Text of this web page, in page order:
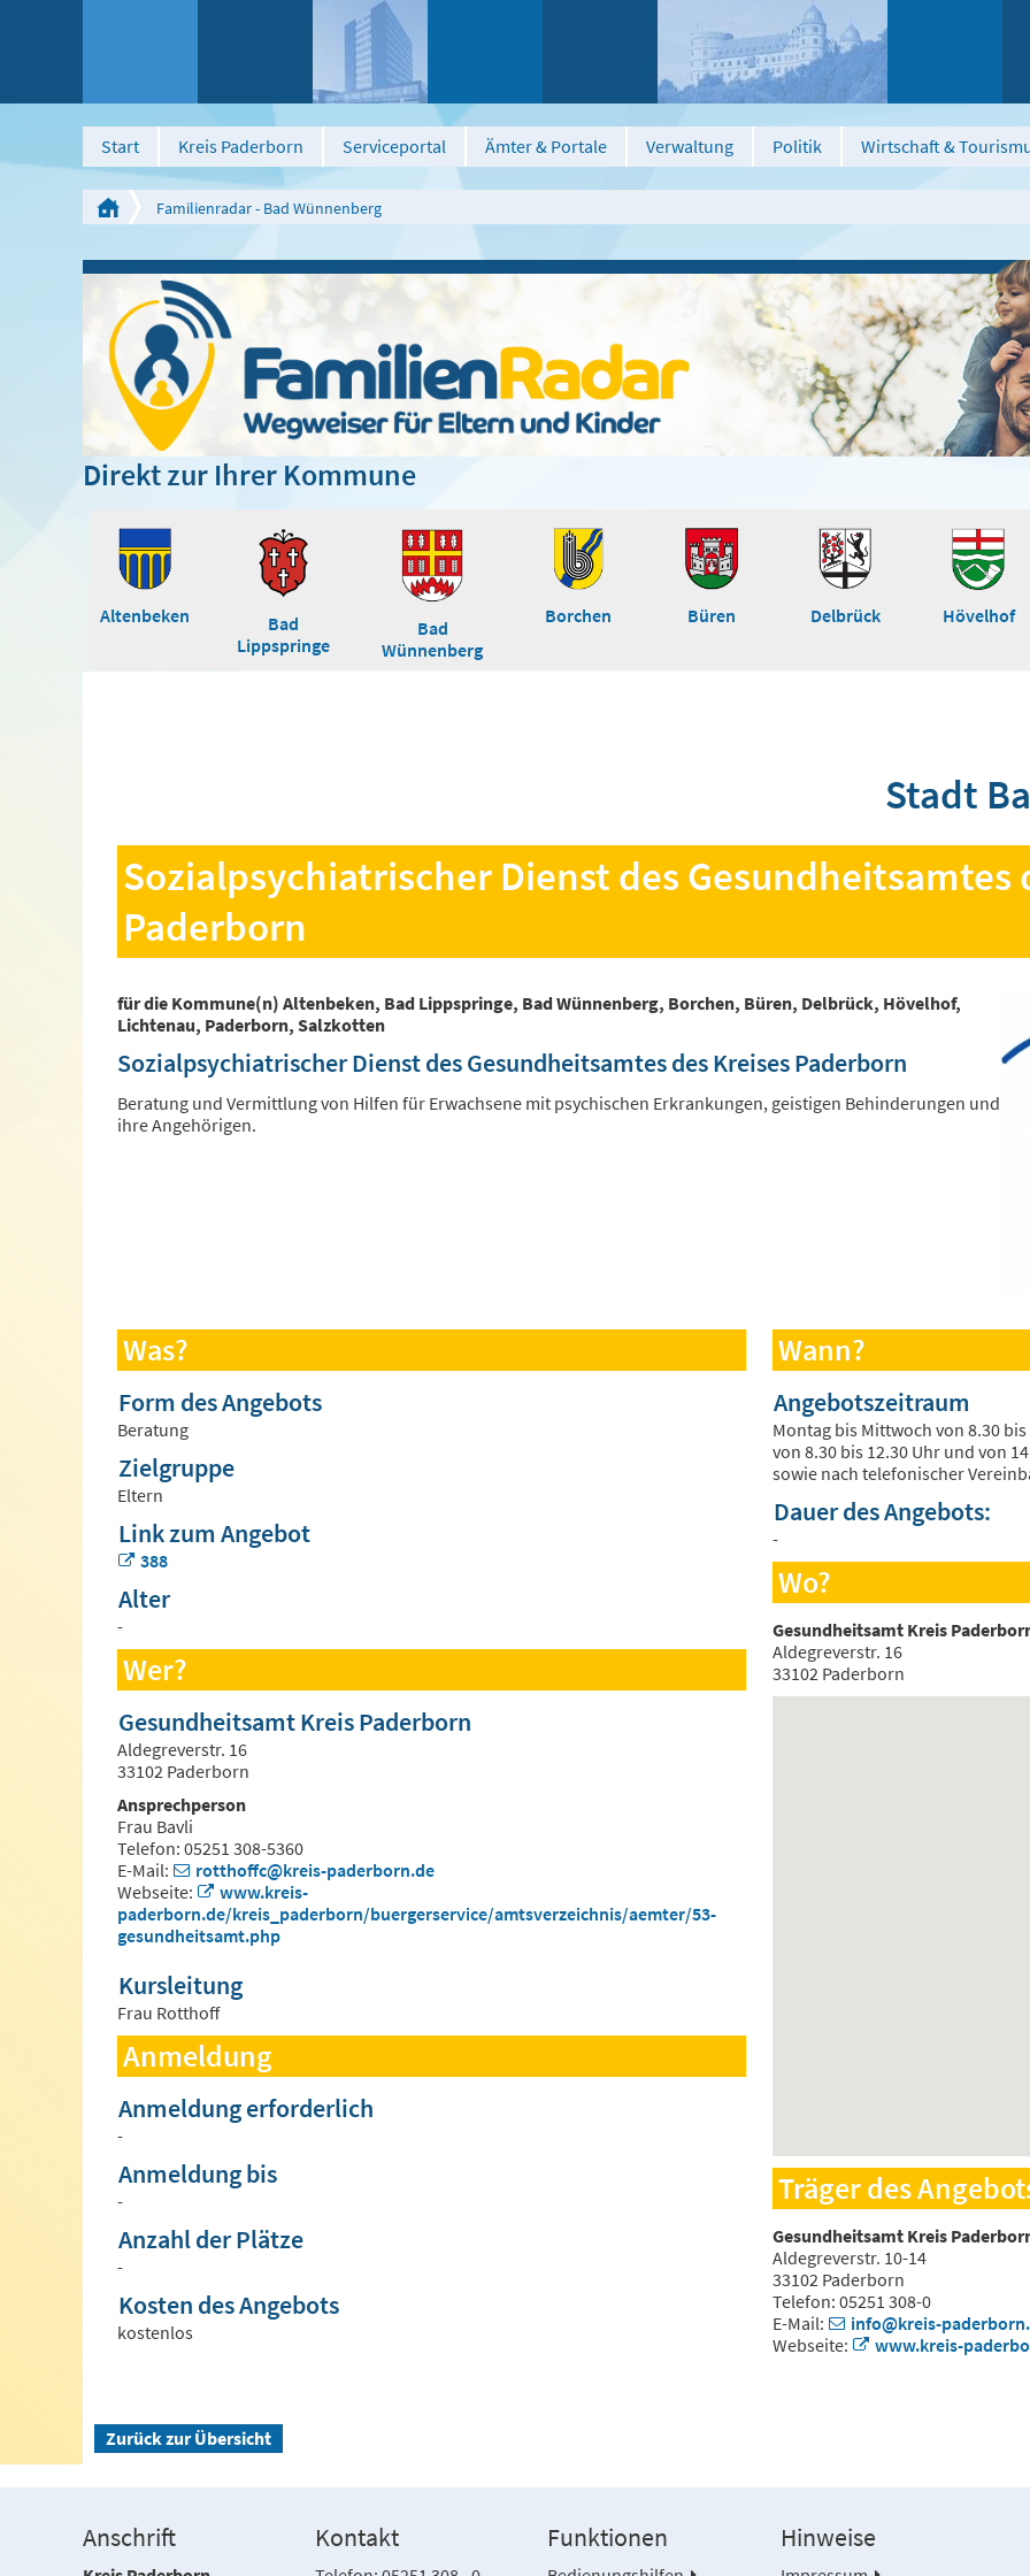
Start Kreis Paderborn Serviceportal Ämter & Portale Verwaltung Politik Wirtschaft &
Familienradar - Bad Wünnenberg
Direkt zur Ihrer Kommune
Altenbeken
Bad
Lippspringe
Bad
Wünnenberg
Borchen Büren Delbrück Hövelhof
Stadt
Sozialpsychiatrischer Dienst des Gesundheitsamtes
Paderborn
für die Kommune(n) Altenbeken, Bad Lippspringe, Bad Wünnenberg, Borchen, Büren, Delbrück, Hövelhof,
Lichtenau, Paderborn, Salzkotten
Sozialpsychiatrischer Dienst des Gesundheitsamtes des Kreises Paderborn
Beratung und Vermittlung von Hilfen für Erwachsene mit psychischen Erkrankungen, geistigen Behinderungen und
ihre Angehörigen.
Was?
Form des Angebots
Beratung
Zielgruppe
Eltern
Link zum Angebot
388
Alter
-
Wer?
Gesundheitsamt Kreis Paderborn
Aldegreverstr. 16
33102 Paderborn
Ansprechperson
Frau Bavli
Telefon: 05251 308-5360
E-Mail:
rotthoffc@kreis-paderborn.de
Webseite:
www.kreis-
paderborn.de/kreis_paderborn/buergerservice/amtsverzeichnis/aemter/53-
gesundheitsamt.php
Kursleitung
Frau Rotthoff
Anmeldung
Anmeldung erforderlich
-
Anmeldung bis
-
Anzahl der Plätze
-
Kosten des Angebots
kostenlos
Wann?
Angebotszeitraum
Montag bis Mittwoch von 8.30
von 8.30 bis 12.30 Uhr und von
sowie nach telefonischer
Dauer des Angebots:
-
Wo?
Gesundheitsamt Kreis
Aldegreverstr. 16
33102 Paderborn
Träger des
Gesundheitsamt Kreis
Aldegreverstr. 10-14
33102 Paderborn
Telefon: 05251 308-0
E-Mail:
info@kreis-
Webseite:
www.kreis-
Zurück zur Übersicht
Anschrift Kontakt Funktionen Hinweise